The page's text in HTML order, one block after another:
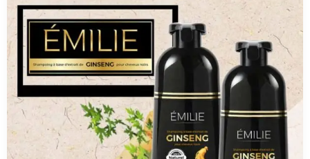
tại
Quảng
Ninh
hàng
Chính
Hãng,
ship
tận
nơi